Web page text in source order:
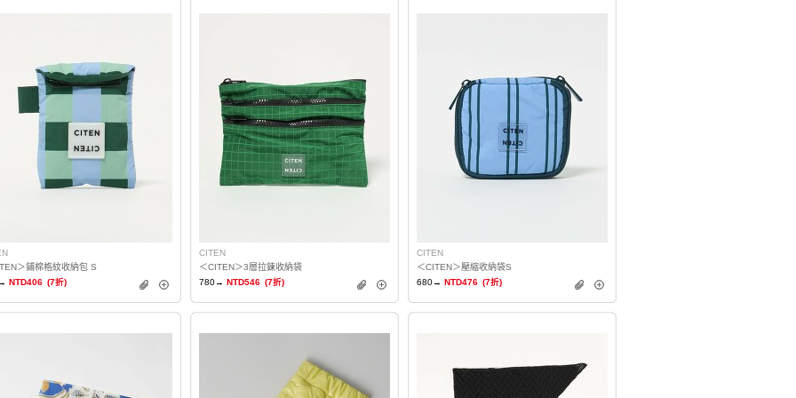
＞鋪棉格紋收納包 S
NTD406 (7折)
CITEN
＜CITEN＞3層拉鍊收納袋
780→ NTD546 (7折)
CITEN
＜CITEN＞壓縮收納袋S
680→ NTD476 (7折)